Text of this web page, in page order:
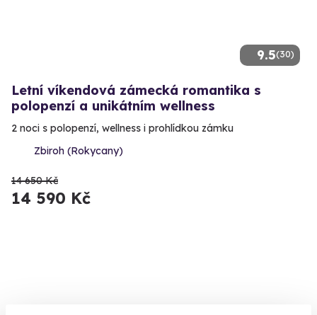
9.5(30)
Letní víkendová zámecká romantika s
polopenzí a unikátním wellness
2 noci s polopenzí, wellness i prohlídkou zámku
Zbiroh (Rokycany)
14 650 Kč
14 590 Kč